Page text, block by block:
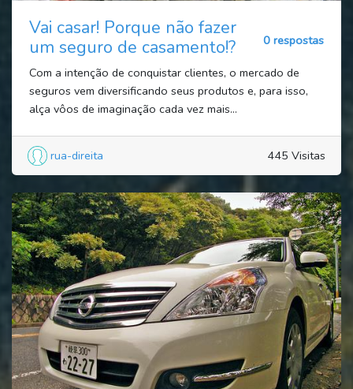
Vai casar! Porque não fazer
um seguro de casamento!?
0 respostas
Com a intenção de conquistar clientes, o mercado de
seguros vem diversificando seus produtos e, para isso,
alça vôos de imaginação cada vez mais...
rua-direita 445 Visitas